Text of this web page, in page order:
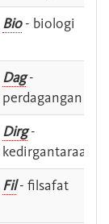
Bio- biologi
Dag-
perdagangan
Dirg-
kedirgantaraan
Fil- filsafat